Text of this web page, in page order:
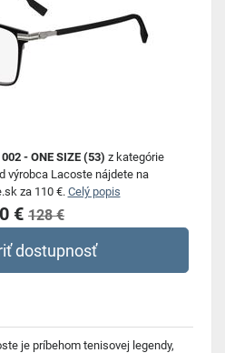
- ONE SIZE (53) z kategórie
výrobca Lacoste nájdete na
za 110 €. Celý popis
€ 128 €
dostupnosť
je príbehom tenisovej legendy,